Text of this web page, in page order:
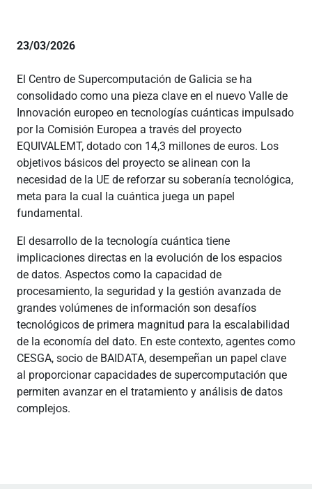
23/03/2026
El Centro de Supercomputación de Galicia se ha
consolidado como una pieza clave en el nuevo Valle de
Innovación europeo en tecnologías cuánticas impulsado
por la Comisión Europea a través del proyecto
EQUIVALEMT, dotado con 14,3 millones de euros. Los
objetivos básicos del proyecto se alinean con la
necesidad de la UE de reforzar su soberanía tecnológica,
meta para la cual la cuántica juega un papel
fundamental.
El desarrollo de la tecnología cuántica tiene
implicaciones directas en la evolución de los espacios
de datos. Aspectos como la capacidad de
procesamiento, la seguridad y la gestión avanzada de
grandes volúmenes de información son desafíos
tecnológicos de primera magnitud para la escalabilidad
de la economía del dato. En este contexto, agentes como
CESGA, socio de BAIDATA, desempeñan un papel clave
al proporcionar capacidades de supercomputación que
permiten avanzar en el tratamiento y análisis de datos
complejos.